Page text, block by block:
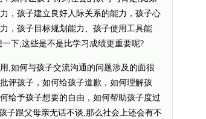
，孩子建立良好人际关系的能力，孩子心
，孩子目标规划能力、孩子使用工具能
下,这些是不是比学习成绩更重要呢?
如何与孩子交流沟通的问题涉及的面很
评孩子，如何给孩子道歉，如何理解孩
给予孩子想要的自由，如何帮助孩子度过
子跟父母亲无话不谈,那么社会上还会有不